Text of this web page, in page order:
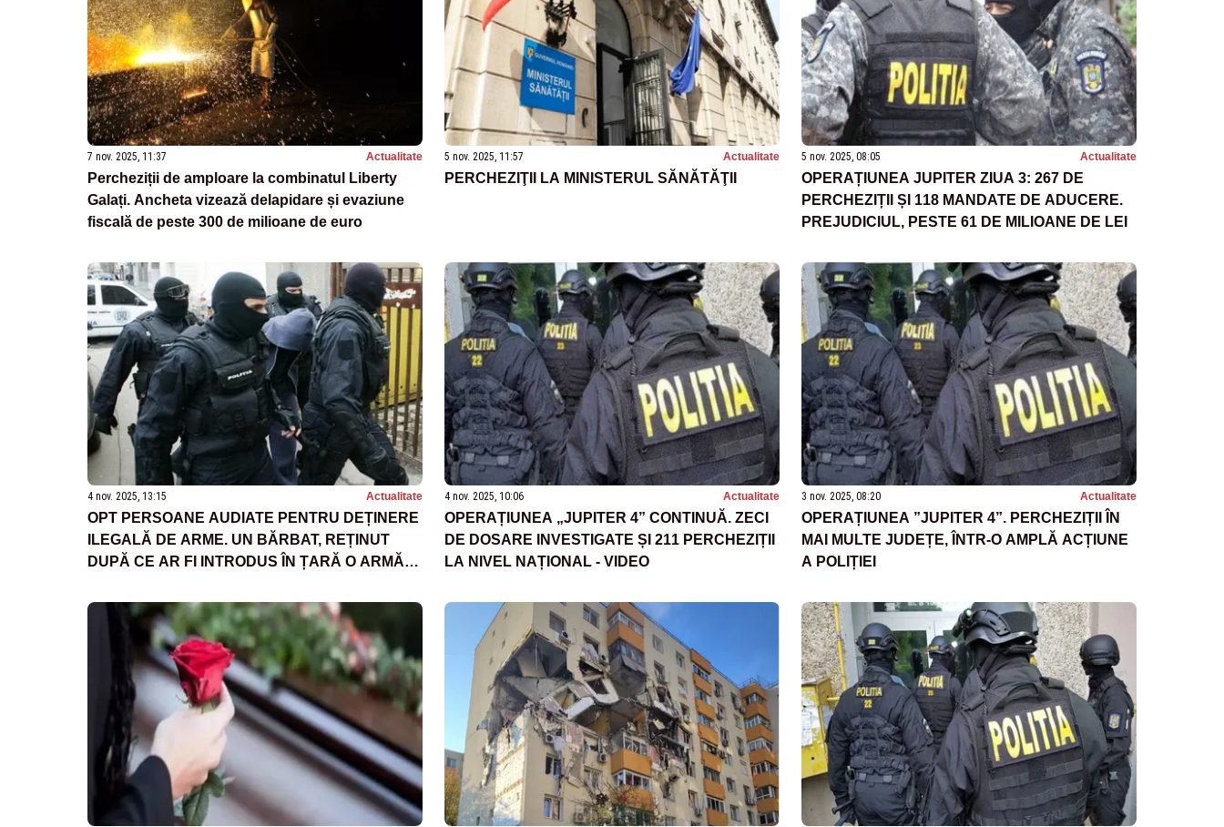
7 nov. 2025, 11:37 Actualitate
Percheziții de amploare la combinatul Liberty
Galați. Ancheta vizează delapidare și evaziune
fiscală de peste 300 de milioane de euro
5 nov. 2025, 11:57 Actualitate
PERCHEZIŢII LA MINISTERUL SĂNĂTĂŢII
5 nov. 2025, 08:05 Actualitate
OPERAȚIUNEA JUPITER ZIUA 3: 267 DE
PERCHEZIȚII ȘI 118 MANDATE DE ADUCERE.
PREJUDICIUL, PESTE 61 DE MILIOANE DE LEI
4 nov. 2025, 13:15 Actualitate
OPT PERSOANE AUDIATE PENTRU DEȚINERE
ILEGALĂ DE ARME. UN BĂRBAT, REȚINUT
DUPĂ CE AR FI INTRODUS ÎN ȚARĂ O ARMĂ
4 nov. 2025, 10:06 Actualitate
OPERAȚIUNEA „JUPITER 4” CONTINUĂ. ZECI
DE DOSARE INVESTIGATE ȘI 211 PERCHEZIȚII
LA NIVEL NAȚIONAL - VIDEO
3 nov. 2025, 08:20 Actualitate
OPERAȚIUNEA ”JUPITER 4”. PERCHEZIȚII ÎN
MAI MULTE JUDEȚE, ÎNTR-O AMPLĂ ACȚIUNE
A POLIȚIEI